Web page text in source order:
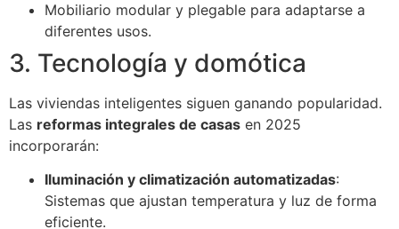
Mobiliario modular y plegable para adaptarse a
diferentes usos.
3. Tecnología y domótica
Las viviendas inteligentes siguen ganando popularidad.
Las reformas integrales de casas en 2025
incorporarán:
Iluminación y climatización automatizadas:
Sistemas que ajustan temperatura y luz de forma
eficiente.